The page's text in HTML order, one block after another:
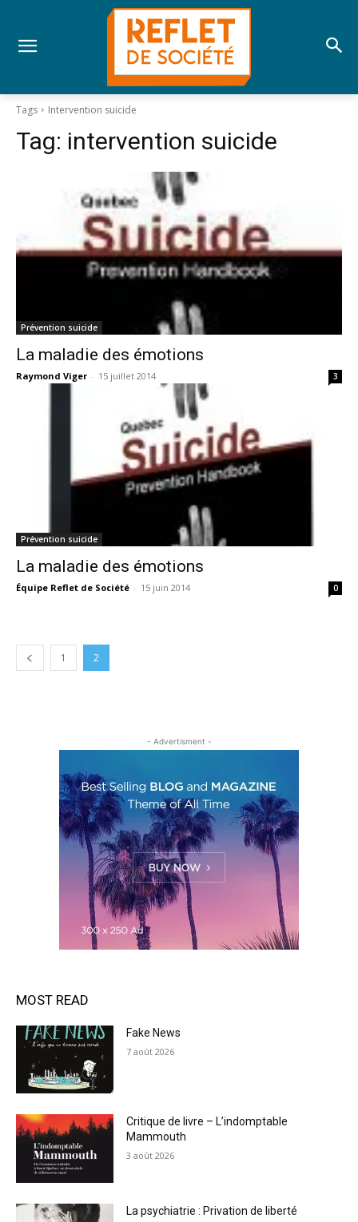
Tags Intervention suicide
Tag: intervention suicide
Prévention suicide
La maladie des émotions
Raymond Viger - 15 juillet 2014 3
Prévention suicide
La maladie des émotions
Équipe Reflet de Société - 15 juin 2014 0
1 2
- Advertisment -
MOST READ
Fake News
7 août 2026
Critique de livre – L’indomptable
Mammouth
3 août 2026
La psychiatrie : Privation de liberté